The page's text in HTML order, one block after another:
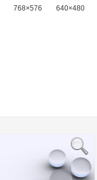
768×576 640×480